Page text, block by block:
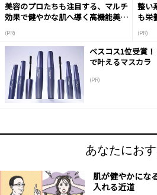
美容のプロたちも注目する、マルチ
効果で健やかな肌へ導く高機能美容
(PR)
整い
も栄
(PR)
ベスコス1位受賞
で叶えるマスカラ
(PR)
あなたにお
肌が健やかにな
入れる近道